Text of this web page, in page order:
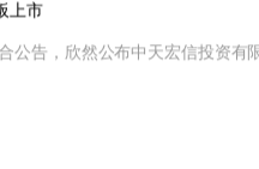
上市
公告，欣然公布中天宏信投资